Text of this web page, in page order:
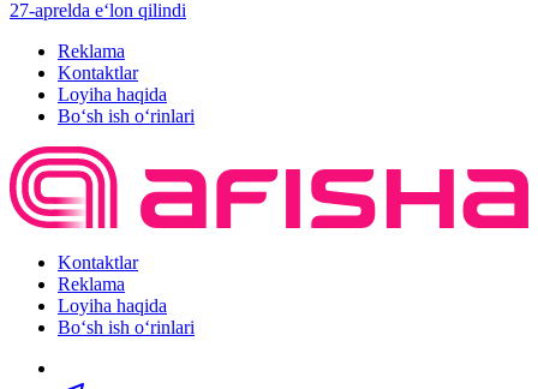
27-aprelda e‘lon qilindi
Reklama
Kontaktlar
Loyiha haqida
Bo‘sh ish o‘rinlari
Kontaktlar
Reklama
Loyiha haqida
Bo‘sh ish o‘rinlari